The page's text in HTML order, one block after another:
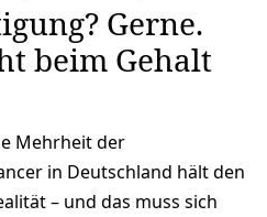
Gerne.
beim Gehalt
Mehrheit der
in Deutschland hält den
– und das muss sich